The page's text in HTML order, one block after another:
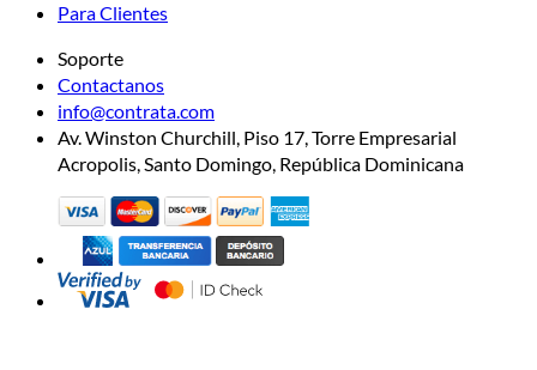
Para Clientes
Soporte
Contactanos
info@contrata.com
Av. Winston Churchill, Piso 17, Torre Empresarial
Acropolis, Santo Domingo, República Dominicana